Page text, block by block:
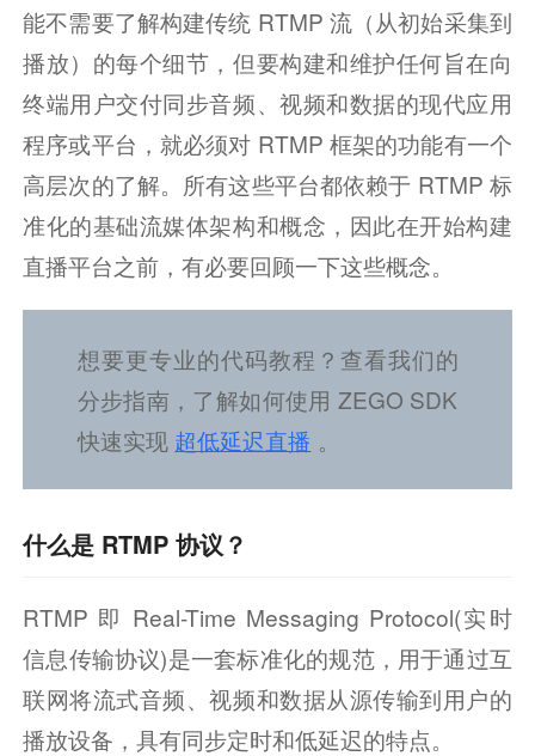
能不需要了解构建传统 RTMP 流（从初始采集到
播放）的每个细节，但要构建和维护任何旨在向
终端用户交付同步音频、视频和数据的现代应用
程序或平台，就必须对 RTMP 框架的功能有一个
高层次的了解。所有这些平台都依赖于 RTMP 标
准化的基础流媒体架构和概念，因此在开始构建
直播平台之前，有必要回顾一下这些概念。
想要更专业的代码教程？查看我们的
分步指南，了解如何使用 ZEGO SDK
快速实现 超低延迟直播 。
什么是 RTMP 协议？
RTMP 即 Real-Time Messaging Protocol(实时
信息传输协议)是一套标准化的规范，用于通过互
联网将流式音频、视频和数据从源传输到用户的
播放设备，具有同步定时和低延迟的特点。